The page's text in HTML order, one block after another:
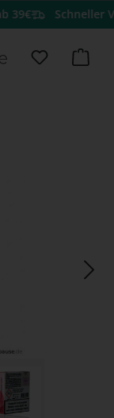
Schneller
Du hast